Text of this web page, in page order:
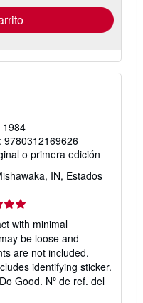
1984
9780312169626
o primera edición
IN, Estados
with minimal
be loose and
are not included.
identifying sticker.
Good. Nº de ref. del